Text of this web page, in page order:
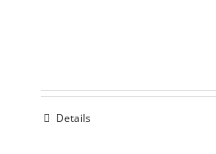
Details